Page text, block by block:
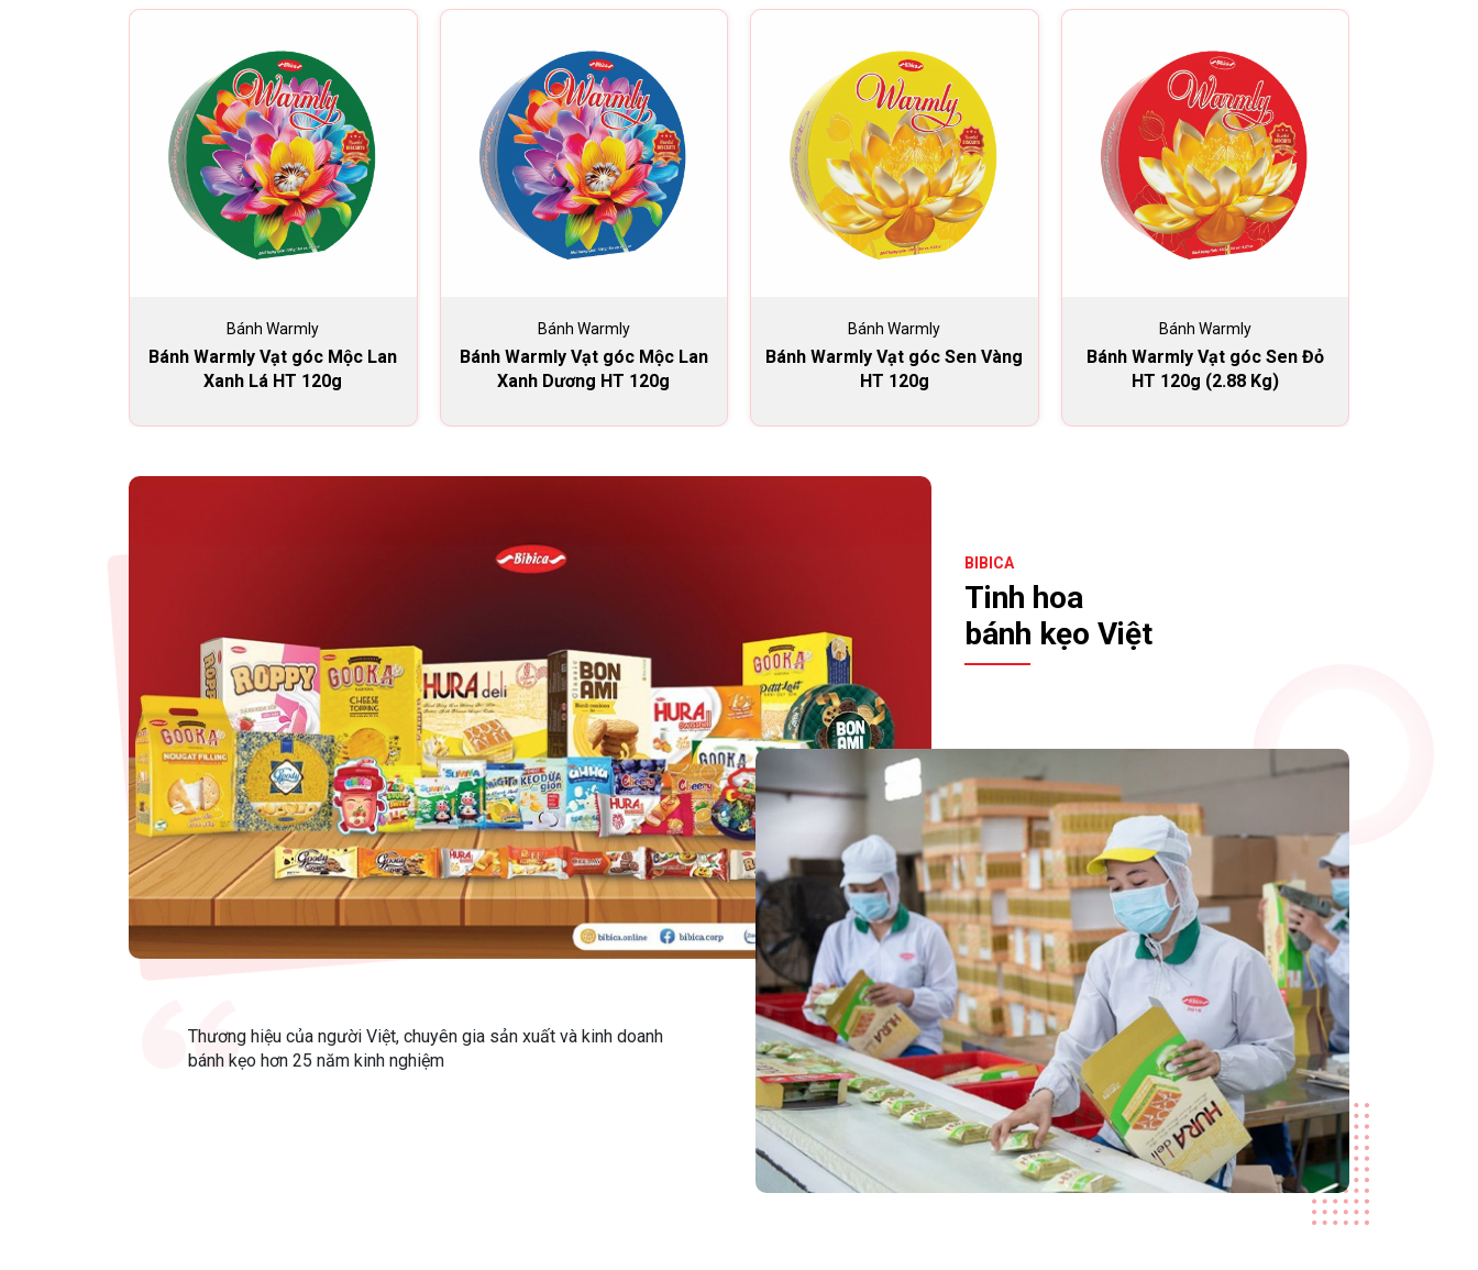
Bánh Warmly
Bánh Warmly Vạt góc Mộc Lan
Xanh Lá HT 120g
Bánh Warmly
Bánh Warmly Vạt góc Mộc Lan
Xanh Dương HT 120g
Bánh Warmly
Bánh Warmly Vạt góc Sen Vàng
HT 120g
Bánh Warmly
Bánh Warmly Vạt góc Sen Đỏ
HT 120g (2.88 Kg)
BIBICA
Tinh hoa
bánh kẹo Việt
Thương hiệu của người Việt, chuyên gia sản xuất và kinh doanh
bánh kẹo hơn 25 năm kinh nghiệm